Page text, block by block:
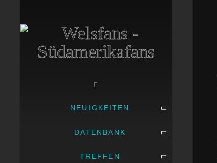
NEUIGKEITEN
DATENBANK
TREFFEN